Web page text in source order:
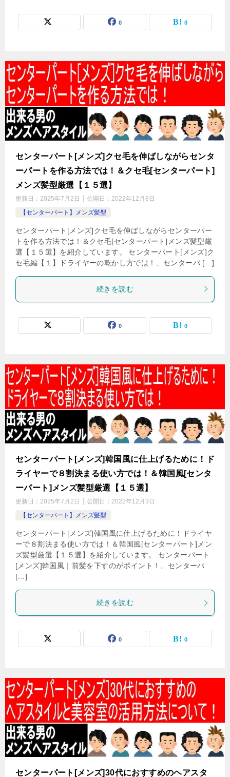
0 0
センターパート[メンズ]クセ毛を伸ばしながらセンタ
ーパートを作る方法では！＆クセ毛[センターパート]
メンズ髪型厳選【１５選】
更新日： 2025年7月2日 公開日： 2022年12月8日
【センターパート】メンズ髪型
センターパート[メンズ]クセ毛を伸ばしながらセンターパー
トを作る方法では！＆クセ毛[センターパート]メンズ髪型厳
選【１５選】を紹介しています。 センターパート[メンズ]ク
セ毛編【１】ドライヤーの乾かし方では！、センターパ […]
続きを読む
0 0
センターパート[メンズ]韓国風に仕上げるために！ド
ライヤーで８割決まる使い方では！＆韓国風[センタ
ーパート]メンズ髪型厳選【１５選】
更新日： 2025年7月2日 公開日： 2022年12月3日
【センターパート】メンズ髪型
センターパート[メンズ]韓国風に仕上げるために！ドライヤ
ーで８割決まる使い方では！＆韓国風[センターパート]メン
ズ髪型厳選【１５選】を紹介しています。 センターパート
[メンズ]韓国風｜前髪を下すのがポイント！、センターパ
[…]
続きを読む
0 0
センターパート[メンズ]30代におすすめのヘアスタ